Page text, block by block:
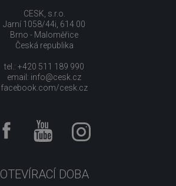
CESK, s.r.o.
Jarní 1058/44i, 614 00
Brno - Maloměřice
Česká republika
tel.: +420 511 189 990
email: info@cesk.cz
facebook.com/cesk.cz
OTEVÍRACÍ DOBA